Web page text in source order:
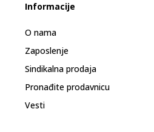
Informacije
O nama
Zaposlenje
Sindikalna prodaja
Pronađite prodavnicu
Vesti